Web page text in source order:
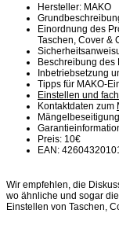
Hersteller: MAKO
Einordnung des
Taschen, Cover &
Beschreibung des
Inbetriebsetzung
Tipps für MAKO-
Einstellen und
Kontaktdaten zum
Mängelbeseitigung
Preis: 10€
EAN:
Wir empfehlen, die
wo ähnliche und sogar
Einstellen von Taschen,